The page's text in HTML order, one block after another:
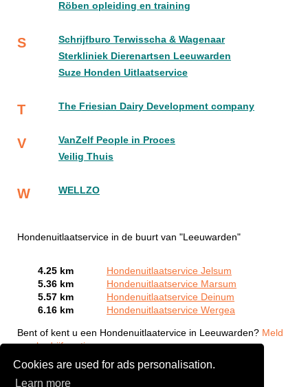
Cookies are used for ads personalisation.
Learn more
Röben opleiding en training
S
Schrijfburo Terwisscha & Wagenaar
Sterkliniek Dierenartsen Leeuwarden
Suze Honden Uitlaatservice
T The Friesian Dairy Development company
V
VanZelf People in Proces
Veilig Thuis
W WELLZO
Hondenuitlaatservice in de buurt van "Leeuwarden"
4.25 km
Hondenuitlaatservice Jelsum
5.36 km
Hondenuitlaatservice Marsum
5.57 km
Hondenuitlaatservice Deinum
6.16 km
Hondenuitlaatservice Wergea
Bent of kent u een Hondenuitlaatervice in Leeuwarden? Meld
een bedrijf gratis aan